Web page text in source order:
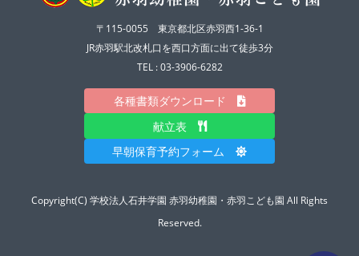
〒115-0055 東京都北区赤羽西1-36-1
JR赤羽駅北改札口を西口方面に出て徒歩3分
TEL : 03-3906-6282
各種書類ダウンロード
献立表
早朝保育予約フォーム
Copyright(C) 学校法人石井学園 赤羽幼稚園・赤羽こども園 All Rights
Reserved.